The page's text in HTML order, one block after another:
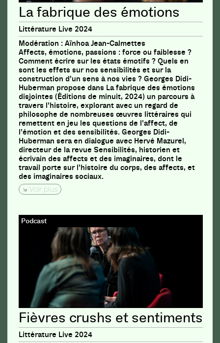
La fabrique des émotions
Littérature Live 2024
Modération : Aïnhoa Jean-Calmettes
Affects, émotions, passions : force ou faiblesse ?
Comment écrire sur les états émotifs ? Quels en
sont les effets sur nos sensibilités et sur la
construction d’un sens à nos vies ? Georges Didi-
Huberman propose dans La fabrique des émotions
disjointes (Éditions de minuit, 2024) un parcours à
travers l’histoire, explorant avec un regard de
philosophe de nombreuses œuvres littéraires qui
remettent en jeu les questions de l’affect, de
l’émotion et des sensibilités. Georges Didi-
Huberman sera en dialogue avec Hervé Mazurel,
directeur de la revue Sensibilités, historien et
écrivain des affects et des imaginaires, dont le
travail porte sur l’histoire du corps, des affects, et
des imaginaires sociaux.
Voir plus
Podcast
Fièvres crushs et sentiments
Littérature Live 2024